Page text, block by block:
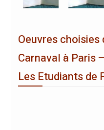
Oeuvres choisies
Carnaval à Paris
Les Etudiants de